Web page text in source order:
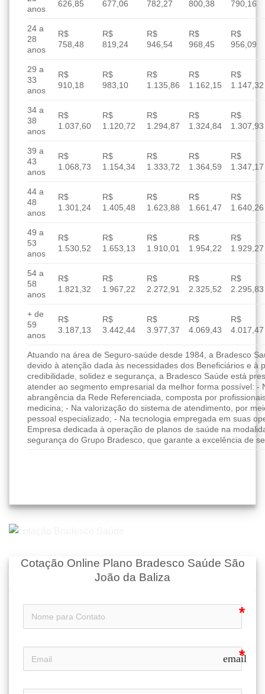
anos
626,85
677,06
782,27
800,38
790,16
24 a
28
anos
R$
758,48
R$
819,24
R$
946,54
R$
968,45
R$
956,09
29 a
33
anos
R$
910,18
R$
983,10
R$
1.135,86
R$
1.162,15
R$
1.147,32
34 a
38
anos
R$
1.037,60
R$
1.120,72
R$
1.294,87
R$
1.324,84
R$
1.307,93
39 a
43
anos
R$
1.068,73
R$
1.154,34
R$
1.333,72
R$
1.364,59
R$
1.347,17
44 a
48
anos
R$
1.301,24
R$
1.405,48
R$
1.623,88
R$
1.661,47
R$
1.640,26
49 a
53
anos
R$
1.530,52
R$
1.653,13
R$
1.910,01
R$
1.954,22
R$
1.929,27
54 a
58
anos
R$
1.821,32
R$
1.967,22
R$
2.272,91
R$
2.325,52
R$
2.295,83
+ de
59
anos
R$
3.187,13
R$
3.442,44
R$
3.977,37
R$
4.069,43
R$
4.017,47
Atuando na área de Seguro-saúde desde 1984, a Bradesco
devido à atenção dada às necessidades dos Beneficiários e
credibilidade, solidez e segurança, a Bradesco Saúde está
atender ao segmento empresarial da melhor forma possível:
abrangência da Rede Referenciada, composta por
medicina; - Na valorização do sistema de atendimento, por
pessoal especializado; - Na tecnologia empregada em suas
Empresa dedicada à operação de planos de saúde na
segurança do Grupo Bradesco, que garante a excelência de
Cotação Online Plano Bradesco Saúde São
João da Baliza
email